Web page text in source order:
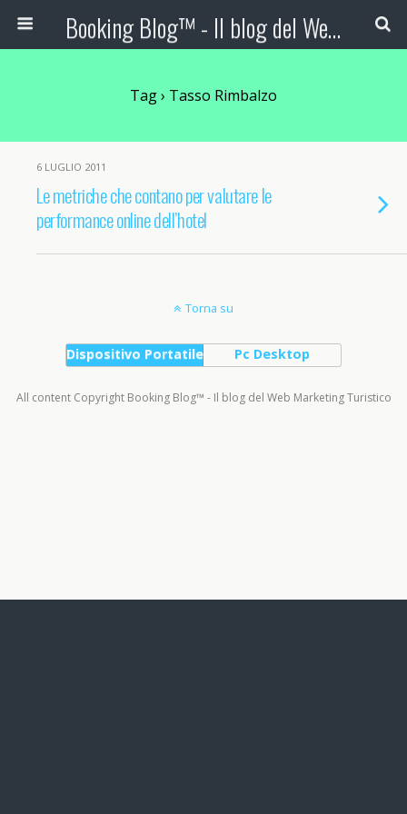
Booking Blog™ - Il blog del Web Marketing Turistico
Tag › Tasso Rimbalzo
6 LUGLIO 2011
Le metriche che contano per valutare le
performance online dell’hotel
Torna su
Dispositivo Portatile Pc Desktop
All content Copyright Booking Blog™ - Il blog del Web Marketing Turistico